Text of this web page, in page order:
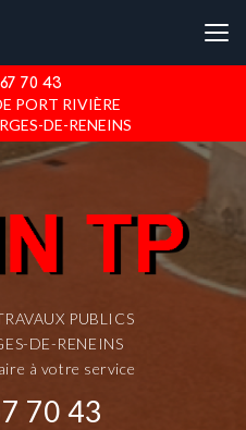
70 43
PORT RIVIÈRE
DE-RENEINS
PUBLICS
DE-RENEINS
à votre service
70 43